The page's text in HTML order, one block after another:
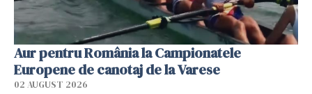
Aur pentru România la Campionatele
Europene de canotaj de la Varese
02 AUGUST 2026